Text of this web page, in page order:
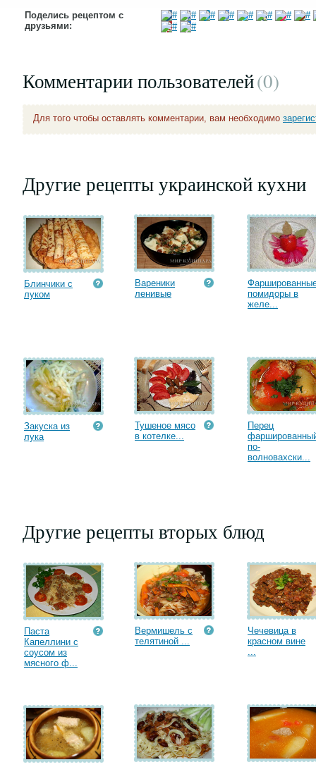
Поделись рецептом с
друзьями:
Комментарии пользователей(0)
Для того чтобы оставлять комментарии, вам необходимо
Другие рецепты украинской кухни
Блинчики с
луком
Вареники
ленивые
помидоры в
желе...
Закуска из
лука
Тушеное мясо
в котелке...
Перец
по-
волновахски...
Другие рецепты вторых блюд
Паста
Капеллини с
соусом из
мясного ф...
Вермишель с
телятиной ...
Чечевица в
красном вине
...